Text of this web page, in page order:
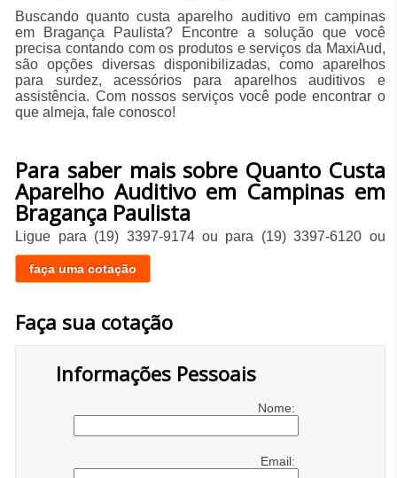
Buscando quanto custa aparelho auditivo em campinas
em Bragança Paulista? Encontre a solução que você
precisa contando com os produtos e serviços da MaxiAud,
são opções diversas disponibilizadas, como aparelhos
para surdez, acessórios para aparelhos auditivos e
assistência. Com nossos serviços você pode encontrar o
que almeja, fale conosco!
Para saber mais sobre Quanto Custa
Aparelho Auditivo em Campinas em
Bragança Paulista
Ligue para (19) 3397-9174ou para (19) 3397-6120 ou
faça uma cotação
Faça sua cotação
Informações Pessoais
Nome:
Email: